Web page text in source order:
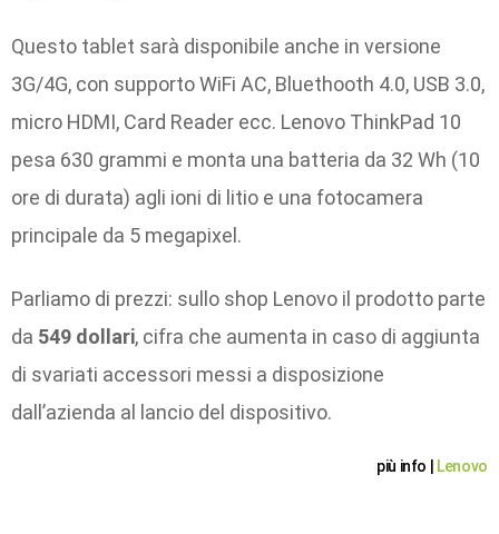
Questo tablet sarà disponibile anche in versione
3G/4G, con supporto WiFi AC, Bluethooth 4.0, USB 3.0,
micro HDMI, Card Reader ecc. Lenovo ThinkPad 10
pesa 630 grammi e monta una batteria da 32 Wh (10
ore di durata) agli ioni di litio e una fotocamera
principale da 5 megapixel.
Parliamo di prezzi: sullo shop Lenovo il prodotto parte
da 549 dollari, cifra che aumenta in caso di aggiunta
di svariati accessori messi a disposizione
dall’azienda al lancio del dispositivo.
più info | Lenovo